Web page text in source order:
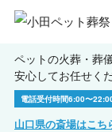
ペットの火葬・葬
安心してお任せく
電話受付時間6:00〜
山口県の斎場はこち